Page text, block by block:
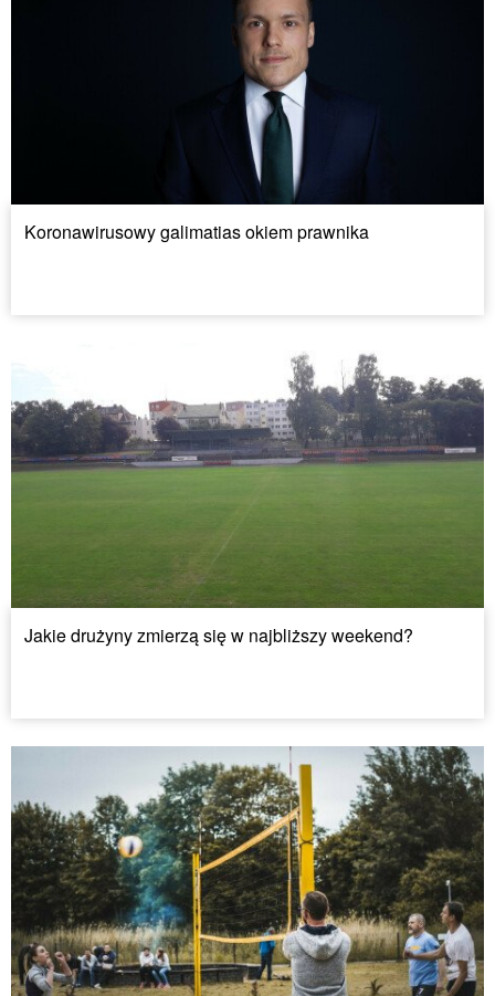
Koronawirusowy galimatias okiem prawnika
Jakie drużyny zmierzą się w najbliższy weekend?